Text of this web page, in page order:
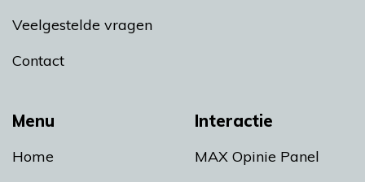
Menu
Home
Interactie
MAX Opinie Panel
Veelgestelde vragen
Contact